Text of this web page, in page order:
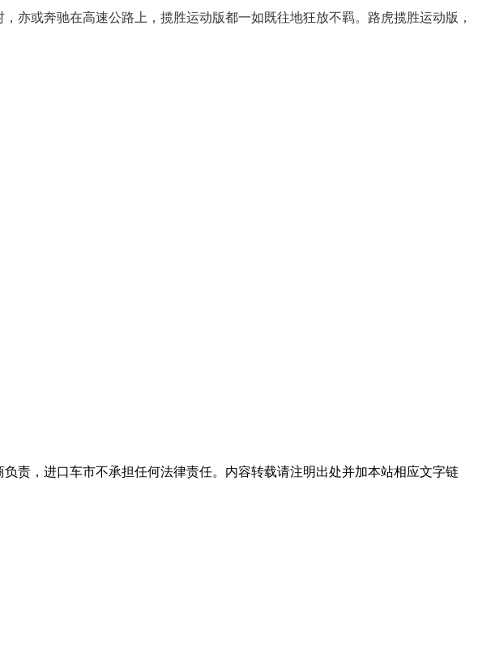
亦或奔驰在高速公路上，揽胜运动版都一如既往地狂放不羁。路虎揽胜运动版，
责，进口车市不承担任何法律责任。内容转载请注明出处并加本站相应文字链